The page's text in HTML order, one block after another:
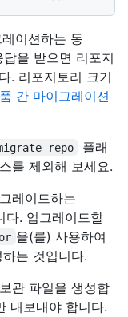
이션하는 동
답을 받으면 리포지
. 리포지토리 크기
간 마이그레이션
repo
플래
를 제외해 보세요.
레이드하는
. 업그레이드할
을(를) 사용하여
는 것입니다.
관 파일을 생성합
내보내야 합니다.